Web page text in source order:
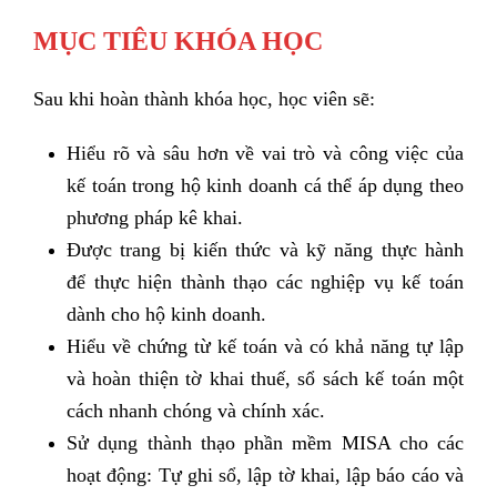
MỤC TIÊU KHÓA HỌC
Sau khi hoàn thành khóa học, học viên sẽ:
Hiểu rõ và sâu hơn về vai trò và công việc của
kế toán trong hộ kinh doanh cá thể áp dụng theo
phương pháp kê khai.
Được trang bị kiến thức và kỹ năng thực hành
để thực hiện thành thạo các nghiệp vụ kế toán
dành cho hộ kinh doanh.
Hiểu về chứng từ kế toán và có khả năng tự lập
và hoàn thiện tờ khai thuế, sổ sách kế toán một
cách nhanh chóng và chính xác.
Sử dụng thành thạo phần mềm MISA cho các
hoạt động: Tự ghi sổ, lập tờ khai, lập báo cáo và